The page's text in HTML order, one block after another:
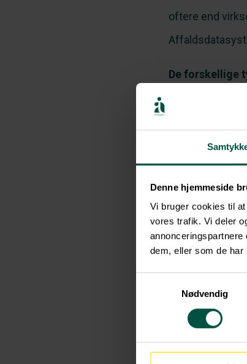
Denne hjemmeside
Vi bruger cookies til
vores trafik. Vi deler
dem, eller som de har
Nødvendig
oftere end
De forskellige
Miljøstyrelsen
føres af enten
En virksomhed
baggrund af
uden
Virksomheder